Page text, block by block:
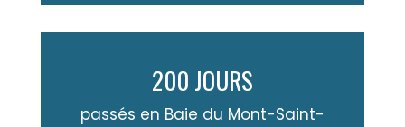
200 JOURS
passés en Baie du Mont-Saint-